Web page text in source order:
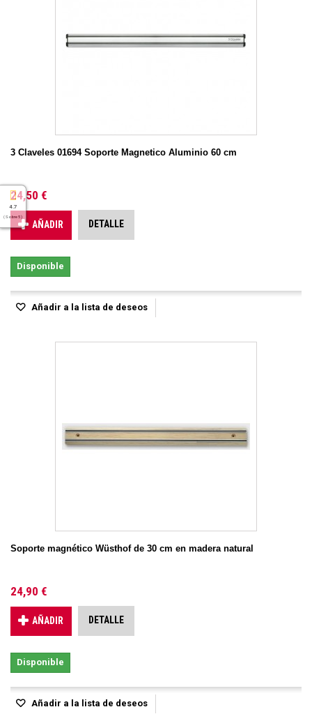
3 Claveles 01694 Soporte Magnetico Aluminio 60 cm
24,50 €
AÑADIR DETALLE
Disponible
Añadir a la lista de deseos
Soporte magnético Wüsthof de 30 cm en madera natural
24,90 €
AÑADIR DETALLE
Disponible
Añadir a la lista de deseos
4.7
( Sobre 5 )